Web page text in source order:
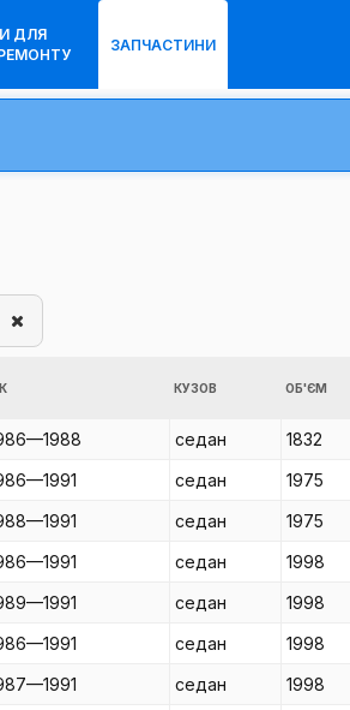
ДЛЯ
ЗАПЧАСТИНИ
КУЗОВ ОБ'ЄМ
седан 1832
седан 1975
седан 1975
седан 1998
седан 1998
седан 1998
седан 1998